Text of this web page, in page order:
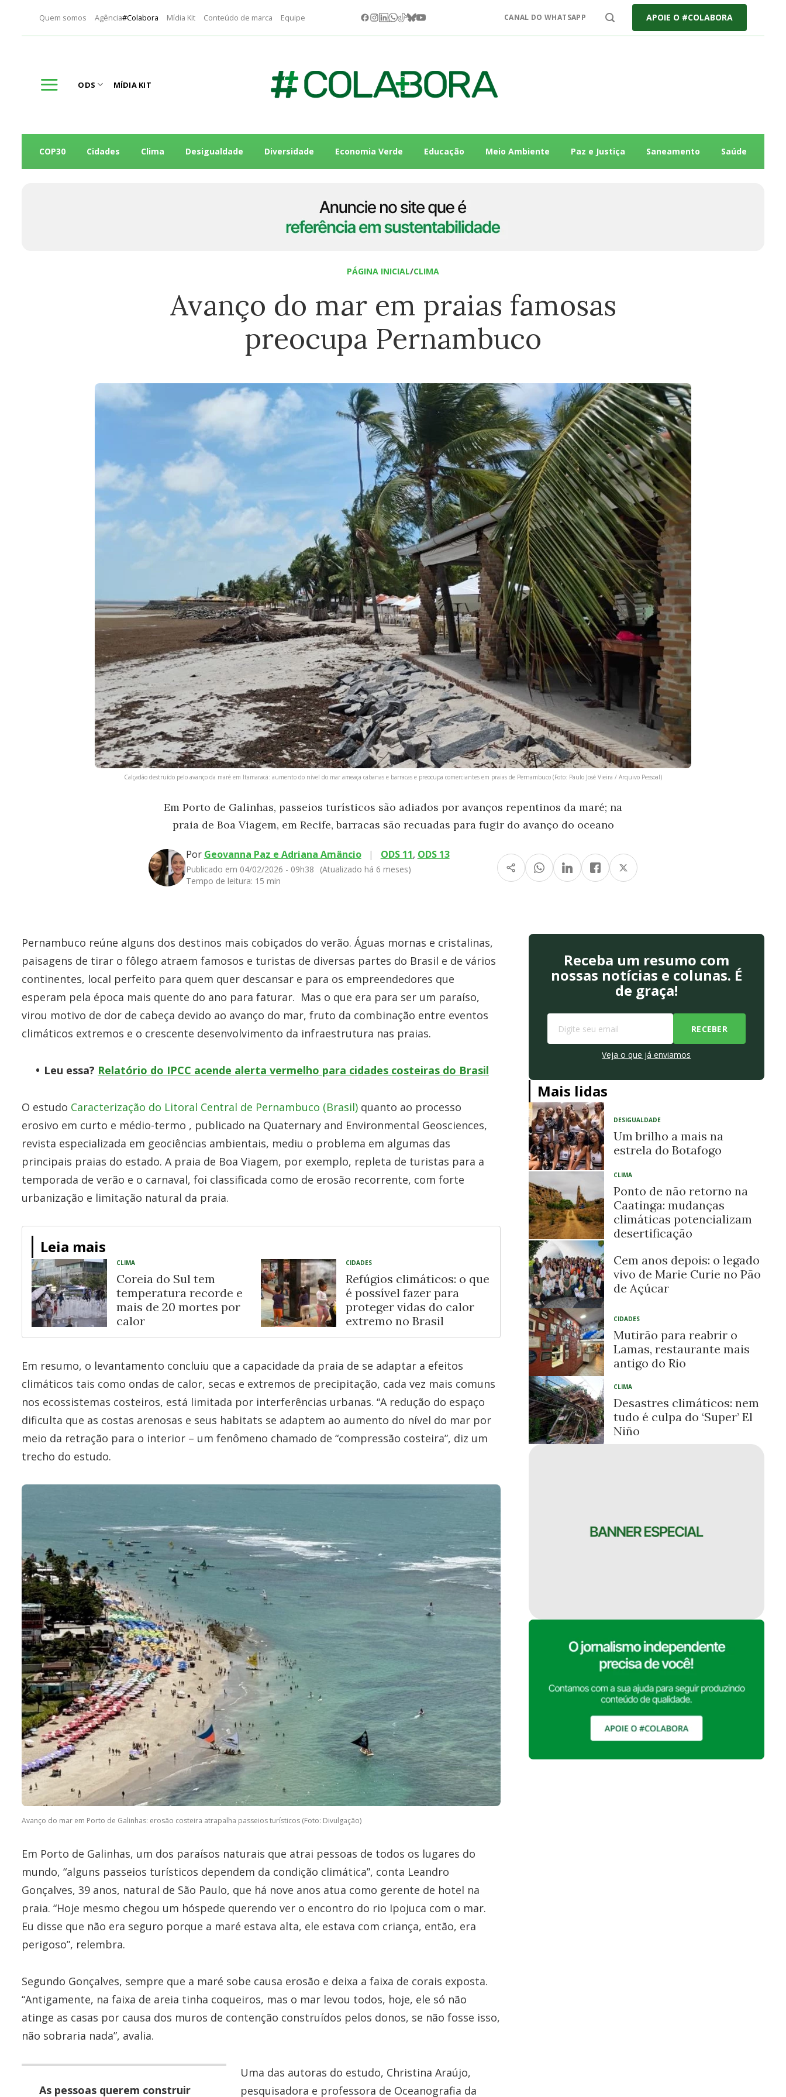
Quem somos Agência#Colabora Mídia Kit Conteúdo de marca Equipe CANAL DO WHATSAPP APOIE O #COLABORA
ODS MÍDIA KIT
COP30 Cidades Clima Desigualdade Diversidade Economia Verde Educação Meio Ambiente Paz e Justiça Saneamento Saúde
PÁGINA INICIAL/CLIMA
Avanço do mar em praias famosas
preocupa Pernambuco
Calçadão destruído pelo avanço da maré em Itamaracá: aumento do nível do mar ameaça cabanas e barracas e preocupa comerciantes em praias de Pernambuco (Foto: Paulo José Vieira / Arquivo Pessoal)
Em Porto de Galinhas, passeios turísticos são adiados por avanços repentinos da maré; na
praia de Boa Viagem, em Recife, barracas são recuadas para fugir do avanço do oceano
Por Geovanna Paz e Adriana Amâncio | ODS 11, ODS 13
Publicado em 04/02/2026 - 09h38
(Atualizado há 6 meses)
Tempo de leitura: 15 min
Pernambuco reúne alguns dos destinos mais cobiçados do verão. Águas mornas e cristalinas,
paisagens de tirar o fôlego atraem famosos e turistas de diversas partes do Brasil e de vários
continentes, local perfeito para quem quer descansar e para os empreendedores que
esperam pela época mais quente do ano para faturar. Mas o que era para ser um paraíso,
virou motivo de dor de cabeça devido ao avanço do mar, fruto da combinação entre eventos
climáticos extremos e o crescente desenvolvimento da infraestrutura nas praias.
Leu essa? Relatório do IPCC acende alerta vermelho para cidades costeiras do Brasil
O estudo Caracterização do Litoral Central de Pernambuco (Brasil) quanto ao processo
erosivo em curto e médio-termo , publicado na Quaternary and Environmental Geosciences,
revista especializada em geociências ambientais, mediu o problema em algumas das
principais praias do estado. A praia de Boa Viagem, por exemplo, repleta de turistas para a
temporada de verão e o carnaval, foi classificada como de erosão recorrente, com forte
urbanização e limitação natural da praia.
Leia mais
CLIMA
Coreia do Sul tem
temperatura recorde e
mais de 20 mortes por
calor
CIDADES
Refúgios climáticos: o que
é possível fazer para
proteger vidas do calor
extremo no Brasil
Em resumo, o levantamento concluiu que a capacidade da praia de se adaptar a efeitos
climáticos tais como ondas de calor, secas e extremos de precipitação, cada vez mais comuns
nos ecossistemas costeiros, está limitada por interferências urbanas. “A redução do espaço
dificulta que as costas arenosas e seus habitats se adaptem ao aumento do nível do mar por
meio da retração para o interior – um fenômeno chamado de “compressão costeira”, diz um
trecho do estudo.
Avanço do mar em Porto de Galinhas: erosão costeira atrapalha passeios turísticos (Foto: Divulgação)
Em Porto de Galinhas, um dos paraísos naturais que atrai pessoas de todos os lugares do
mundo, “alguns passeios turísticos dependem da condição climática”, conta Leandro
Gonçalves, 39 anos, natural de São Paulo, que há nove anos atua como gerente de hotel na
praia. “Hoje mesmo chegou um hóspede querendo ver o encontro do rio Ipojuca com o mar.
Eu disse que não era seguro porque a maré estava alta, ele estava com criança, então, era
perigoso”, relembra.
Segundo Gonçalves, sempre que a maré sobe causa erosão e deixa a faixa de corais exposta.
“Antigamente, na faixa de areia tinha coqueiros, mas o mar levou todos, hoje, ele só não
atinge as casas por causa dos muros de contenção construídos pelos donos, se não fosse isso,
não sobraria nada”, avalia.
As pessoas querem construir
Uma das autoras do estudo, Christina Araújo,
pesquisadora e professora de Oceanografia da
Receba um resumo com
nossas notícias e colunas. É
de graça!
Veja o que já enviamos
Mais lidas
DESIGUALDADE
Um brilho a mais na
estrela do Botafogo
CLIMA
Ponto de não retorno na
Caatinga: mudanças
climáticas potencializam
desertificação
Cem anos depois: o legado
vivo de Marie Curie no Pão
de Açúcar
CIDADES
Mutirão para reabrir o
Lamas, restaurante mais
antigo do Rio
CLIMA
Desastres climáticos: nem
tudo é culpa do ‘Super’ El
Niño